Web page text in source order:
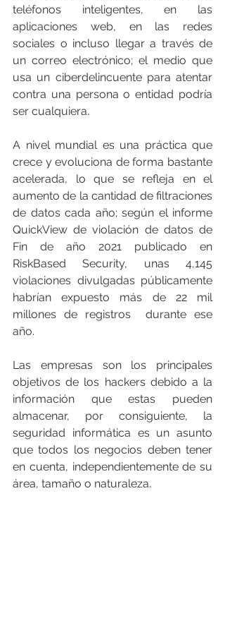
teléfonos inteligentes, en las
aplicaciones web, en las redes
sociales o incluso llegar a través de
un correo electrónico; el medio que
usa un ciberdelincuente para atentar
contra una persona o entidad podría
ser cualquiera.
A nivel mundial es una práctica que
crece y evoluciona de forma bastante
acelerada, lo que se refleja en el
aumento de la cantidad de filtraciones
de datos cada año; según el informe
QuickView de violación de datos de
Fin de año 2021 publicado en
RiskBased Security, unas 4,145
violaciones divulgadas públicamente
habrían expuesto más de 22 mil
millones de registros  durante ese
año.
Las empresas son los principales
objetivos de los hackers debido a la
información que estas pueden
almacenar, por consiguiente, la
seguridad informática es un asunto
que todos los negocios deben tener
en cuenta, independientemente de su
área, tamaño o naturaleza.